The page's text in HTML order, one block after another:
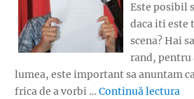
Este posibil
daca iti este
scena? Hai
rand,
lumea, este important sa anuntam
frica de a vorbi … Continuă lectura